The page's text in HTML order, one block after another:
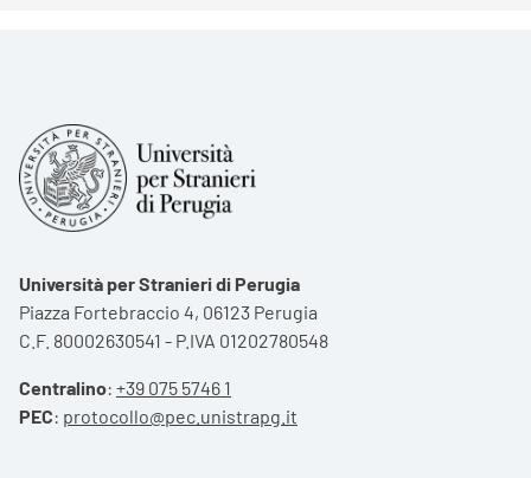
Università per Stranieri di Perugia
Piazza Fortebraccio 4, 06123 Perugia
C.F. 80002630541 - P.IVA 01202780548
Centralino: +39 075 5746 1
PEC: protocollo@pec.unistrapg.it